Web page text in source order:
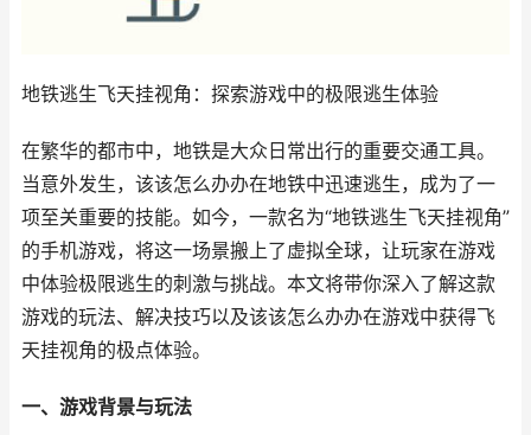
地铁逃生飞天挂视角：探索游戏中的极限逃生体验
在繁华的都市中，地铁是大众日常出行的重要交通工具。
当意外发生，该该怎么办办在地铁中迅速逃生，成为了一
项至关重要的技能。如今，一款名为“地铁逃生飞天挂视角”
的手机游戏，将这一场景搬上了虚拟全球，让玩家在游戏
中体验极限逃生的刺激与挑战。本文将带你深入了解这款
游戏的玩法、解决技巧以及该该怎么办办在游戏中获得飞
天挂视角的极点体验。
一、游戏背景与玩法